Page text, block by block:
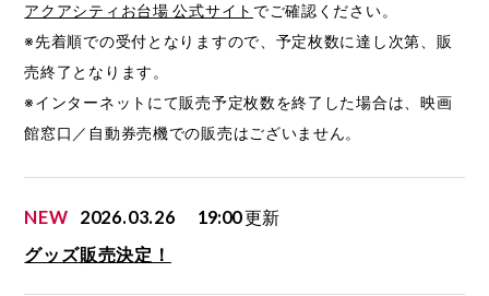
アクアシティお台場 公式サイト でご確認ください。
※先着順での受付となりますので、予定枚数に達し次第、販
売終了となります。
※インターネットにて販売予定枚数を終了した場合は、映画
館窓口／自動券売機での販売はございません。
NEW 2026.03.26 19:00更新
グッズ販売決定！